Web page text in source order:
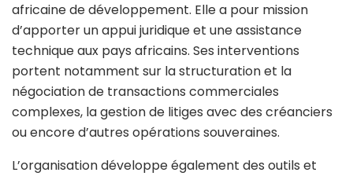
africaine de développement. Elle a pour mission
d’apporter un appui juridique et une assistance
technique aux pays africains. Ses interventions
portent notamment sur la structuration et la
négociation de transactions commerciales
complexes, la gestion de litiges avec des créanciers
ou encore d’autres opérations souveraines.
L’organisation développe également des outils et